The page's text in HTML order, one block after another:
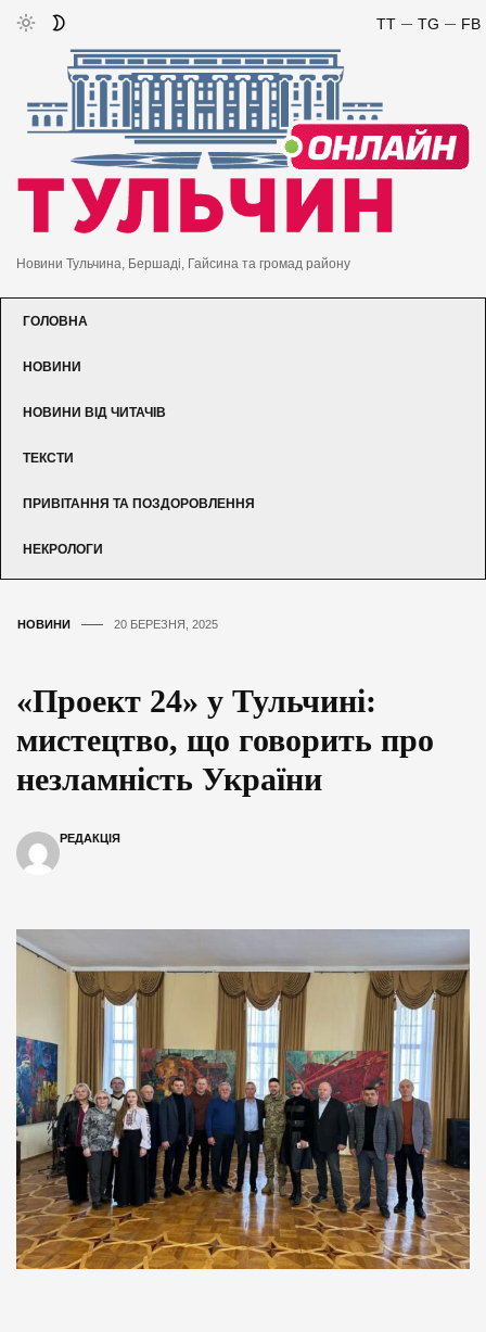
FB
TG
TT
Новини Тульчина, Бершаді, Гайсина та громад району
ГОЛОВНА
НОВИНИ
НОВИНИ ВІД ЧИТАЧІВ
ТЕКСТИ
ПРИВІТАННЯ ТА ПОЗДОРОВЛЕННЯ
НЕКРОЛОГИ
НОВИНИ 20 БЕРЕЗНЯ, 2025
«Проект 24» у Тульчині:
мистецтво, що говорить про
незламність України
РЕДАКЦІЯ